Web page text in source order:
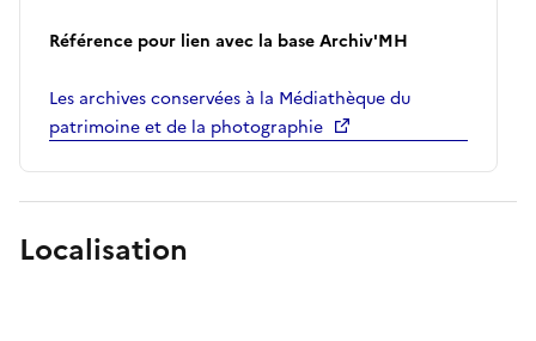
Référence pour lien avec la base Archiv'MH
Les archives conservées à la Médiathèque du
patrimoine et de la photographie
Localisation